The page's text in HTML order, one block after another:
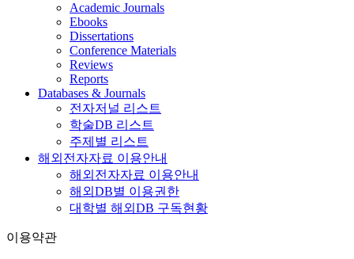
Academic Journals
Ebooks
Dissertations
Conference Materials
Reviews
Reports
Databases & Journals
전자저널 리스트
학술DB 리스트
주제별 리스트
해외전자자료 이용안내
해외전자자료 이용안내
해외DB별 이용권한
대학별 해외DB 구독현황
이용약관